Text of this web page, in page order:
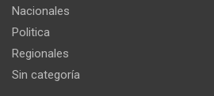
Nacionales
Politica
Regionales
Sin categoría